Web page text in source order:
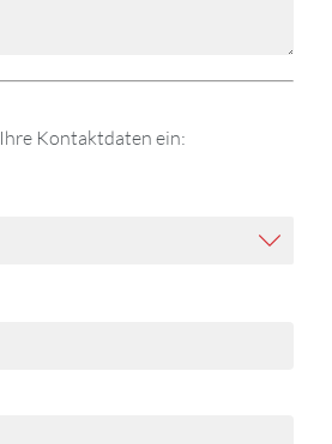
Kontaktdaten ein: